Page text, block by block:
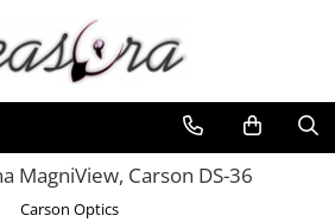
MagniView, Carson DS-36
Carson Optics